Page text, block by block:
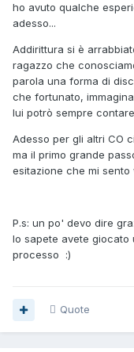
ho avuto qualche
adesso...
Addirittura si è
ragazzo che
parola una forma di
che fortunato,
lui potrò sempre
Adesso per gli altri CO
ma il primo grande
esitazione che mi sento
P.s: un po' devo dire
lo sapete avete giocato
processo :)
Quote